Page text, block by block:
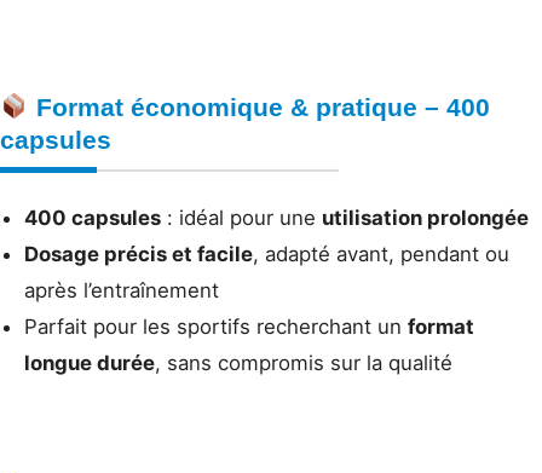
Format économique & pratique – 400
capsules
400 capsules : idéal pour une utilisation prolongée
Dosage précis et facile, adapté avant, pendant ou
après l’entraînement
Parfait pour les sportifs recherchant un format
longue durée, sans compromis sur la qualité